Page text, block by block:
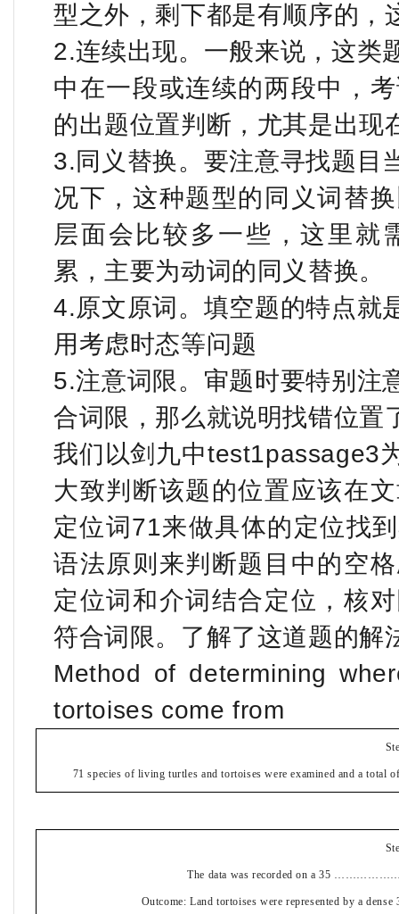
型之外，剩下都是有顺序的，
2.连续出现。一般来说，这类
中在一段或连续的两段中，
的出题位置判断，尤其是出现
3.同义替换。要注意寻找题目
况下，这种题型的同义词替
层面会比较多一些，这里就
累，主要为动词的同义替换。
4.原文原词。填空题的特点就
用考虑时态等问题
5.注意词限。审题时要特别注
合词限，那么就说明找错位置
我们以剑九中test1passage3
大致判断该题的位置应该在
定位词71来做具体的定位找
语法原则来判断题目中的空
定位词和介词结合定位，核
符合词限。了解了这道题的解
Method of determining
tortoises come from
71 species of living turtles and tortoises were examined and a
The data was recorded on a 35
Outcome: Land tortoises were represented by